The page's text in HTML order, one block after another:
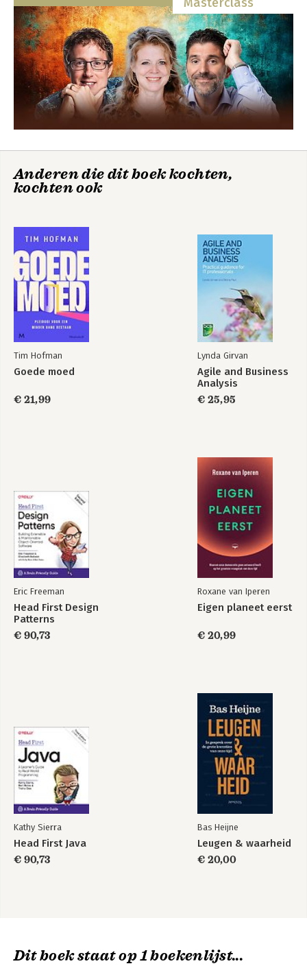
Bekijk alle boeken
Anderen die dit boek kochten,
kochten ook
Tim Hofman
Goede moed
€ 21,99
Lynda Girvan
Agile and Business
Analysis
€ 25,95
Eric Freeman
Head First Design
Patterns
€ 90,73
Roxane van Iperen
Eigen planeet eerst
€ 20,99
Kathy Sierra
Head First Java
€ 90,73
Bas Heijne
Leugen & waarheid
€ 20,00
Dit boek staat op 1 boekenlijst...